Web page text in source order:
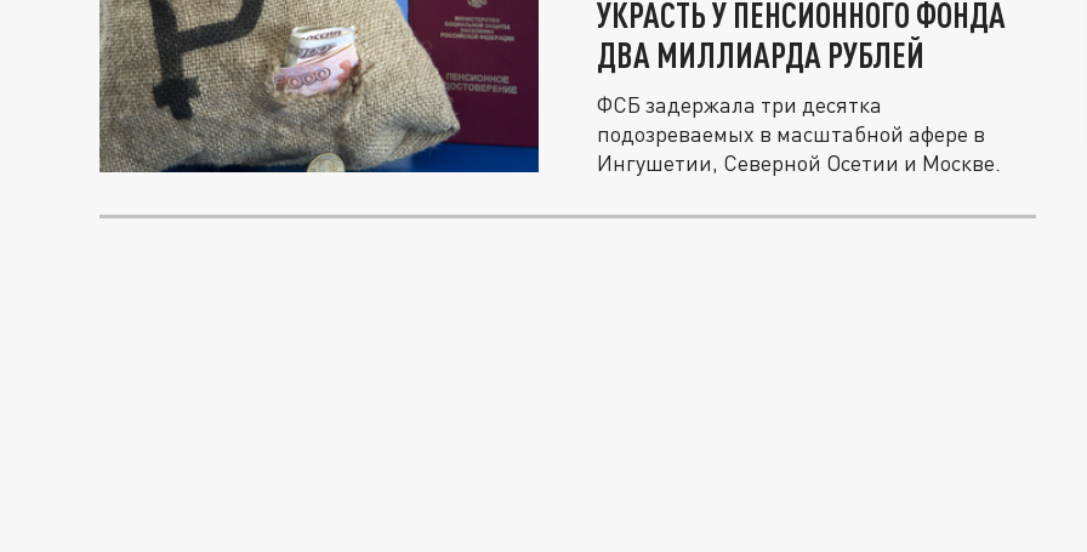
УКРАСТЬ У ПЕНСИОННОГО ФОНДА
ДВА МИЛЛИАРДА РУБЛЕЙ
ФСБ задержала три десятка
подозреваемых в масштабной афере в
Ингушетии, Северной Осетии и Москве.